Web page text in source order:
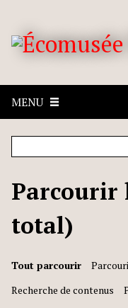
MENU
Parcourir
total)
Tout parcourir
Recherche de contenus